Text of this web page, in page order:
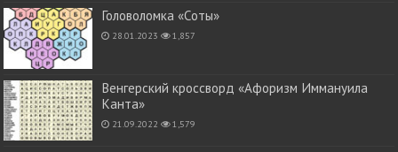
Головоломка «Соты»
28.01.2023 1,857
Венгерский кроссворд «Афоризм Иммануила
Канта»
21.09.2022 1,579